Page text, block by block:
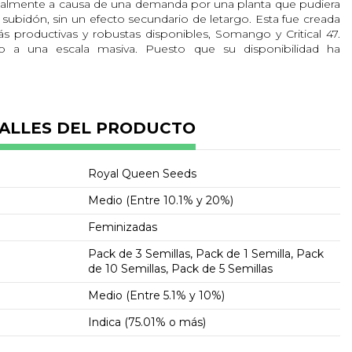
a causa de una demanda por una planta que pudiera
sin un efecto secundario de letargo. Esta fue creada
productivas y robustas disponibles, Somango y Critical 47.
a una escala masiva. Puesto que su disponibilidad ha
una mezcla genética de 25% Sativa y 75% Indica. El
de la rápida aparición del subidón. La planta crece
un sentido de la belleza y elegancia. Alcanza un
altura cuando se cultiva en interiores, haciéndola perfecta
planta más pequeña. Cuando se les da la oportunidad de
estirar hasta 200 centímetros de altura. Es el deporte de
producen cogollos robustos. Las plantas adultas tienen
púrpura y capullos que se espolvorean con una fina capa de
esta planta aproximadamente 9 semanas para alcanzar su
Algunos cultivadores han descubierto que la planta
pueden ser cosechados anticipadamente a las 8
DEL PRODUCTO
Royal Queen Seeds
Medio (Entre 10.1% y 20%)
Feminizadas
Pack de 3 Semillas, Pack de 1 Semilla, Pack
de 10 Semillas, Pack de 5 Semillas
Medio (Entre 5.1% y 10%)
Indica (75.01% o más)